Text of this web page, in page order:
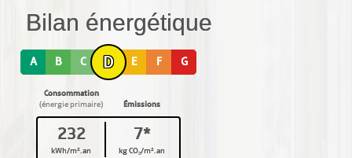
Bilan énergétique
A B C
232
kWh/m².an
Consommation
(énergie primaire)
7*
kg CO₂/m².an
Émissions
D E F G